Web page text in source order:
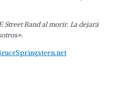
Street Band al morir. La dejará